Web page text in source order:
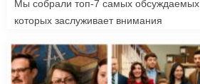
Мы собрали топ-7 самых обсуждаемых
которых заслуживает внимания